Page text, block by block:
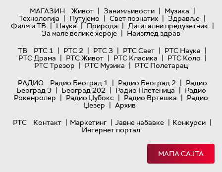
МАГАЗИН
Живот | Занимљивости | Музика |
Технологијa | Путујемо | Свет познатих | Здравље |
Филм и ТВ | Наука | Природа | Дигитални предузетник |
За мале велике хероје | Наизглед здрав
ТВ
РТС 1 | РТС 2 | РТС 3 | РТС Свет | РТС Наука |
РТС Драма | РТС Живот | РТС Класика | РТС Коло |
РТС Трезор | РТС Музика | РТС Полетарац
РАДИО
Радио Београд 1 | Радио Београд 2 | Радио
Београд 3 | Београд 202 | Радио Плетеница | Радио
Рокенролер | Радио Џубокс | Радио Вртешка | Радио
Џезер | Архив
РТС
Контакт | Маркетинг | Јавне набавке | Конкурси |
Интернет портал
МАПА САЈТА